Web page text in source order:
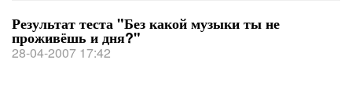
Результат теста "Без какой музыки ты не
проживёшь и дня?"
28-04-2007 17:42